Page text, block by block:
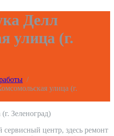
Делл
улица (г.
/
улица (г.
сервисный центр, здесь ремонт